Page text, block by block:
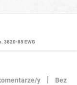
3820-85 EWG
y |
Bez